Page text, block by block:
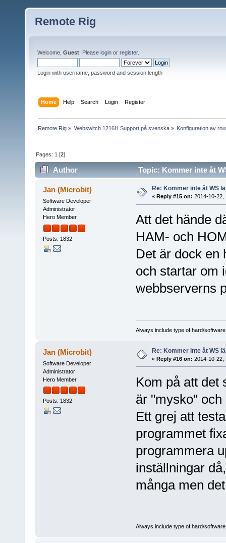
Remote Rig
Welcome, Guest . Please login or register.
Login with username, password and session length
Home Help Search Login Register
Remote Rig » Webswitch 1216H Support på svenska» Konfiguration av
Pages: 1 [2]
Author Topic: Kommer inte åt
Jan (Microbit)
Software Developer
Administrator
Hero Member
Posts: 1832
Re: Kommer inte åt WS
« Reply #15 on: 2014-10-22,
Att det hände
HAM- och
Det är dock en
och startar om
webbserverns
Always include type of hard/
Jan (Microbit)
Software Developer
Administrator
Hero Member
Posts: 1832
Re: Kommer inte åt WS
« Reply #16 on: 2014-10-22,
Kom på att det
är "mysko"
Ett grej att
programmet
programmera
inställningar
många men
Always include type of hard/